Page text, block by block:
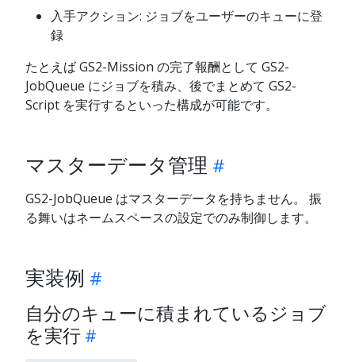
入手アクション: ジョブをユーザーのキューに登
録
たとえば GS2-Mission の完了報酬として GS2-
JobQueue にジョブを積み、後でまとめて GS2-
Script を実行するといった構成が可能です。
マスターデータ管理
GS2-JobQueue はマスターデータを持ちません。 振
る舞いはネームスペースの設定でのみ制御します。
実装例
自分のキューに積まれているジョブ
を実行